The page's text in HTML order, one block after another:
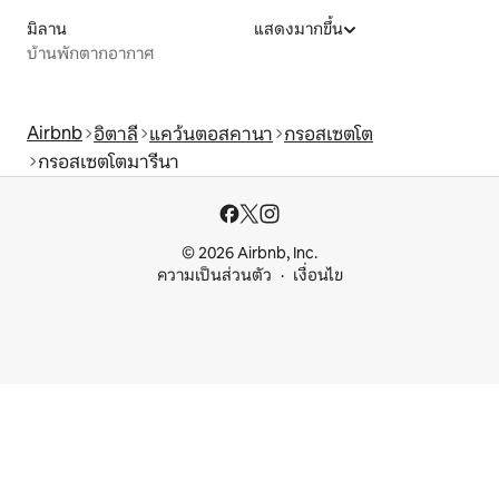
มิลาน
บ้านพักตากอากาศ
แสดงมากขึ้น
Airbnb อิตาลี แคว้นตอสคานา กรอสเซตโต
กรอสเซตโตมารีนา
© 2026 Airbnb, Inc.
ความเป็นส่วนตัว
เงื่อนไข